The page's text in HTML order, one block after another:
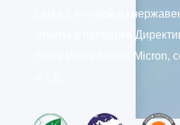
сетки с ячечкой из
отчеты о проверке
тесте White House Micron,